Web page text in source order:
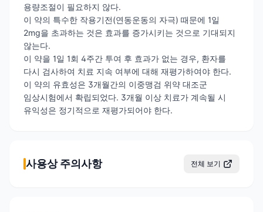
용량조절이 필요하지 않다.
이 약의 특수한 작용기전(연동운동의 자극) 때문에 1일
2mg을 초과하는 것은 효과를 증가시키는 것으로 기대되지
않는다.
이 약을 1일 1회 4주간 투여 후 효과가 없는 경우, 환자를
다시 검사하여 치료 지속 여부에 대해 재평가하여야 한다.
이 약의 유효성은 3개월간의 이중맹검 위약 대조군
임상시험에서 확립되었다. 3개월 이상 치료가 계속될 시
유익성은 정기적으로 재평가되어야 한다.
사용상 주의사항 전체 보기